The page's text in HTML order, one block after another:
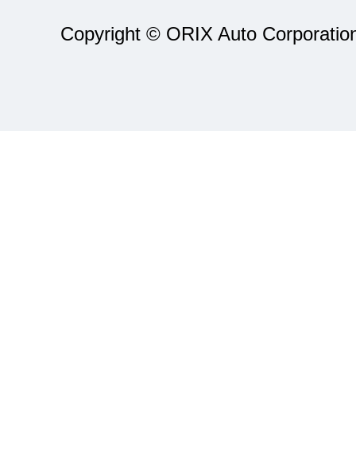
Copyright © ORIX Auto